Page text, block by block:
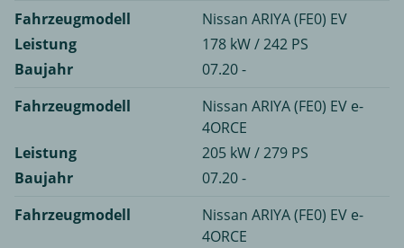
Fahrzeugmodell
Nissan ARIYA (FE0) EV
Leistung
178 kW / 242 PS
Baujahr
07.20 -
Fahrzeugmodell
Nissan ARIYA (FE0) EV e-
4ORCE
Leistung
205 kW / 279 PS
Baujahr
07.20 -
Fahrzeugmodell
Nissan ARIYA (FE0) EV e-
4ORCE